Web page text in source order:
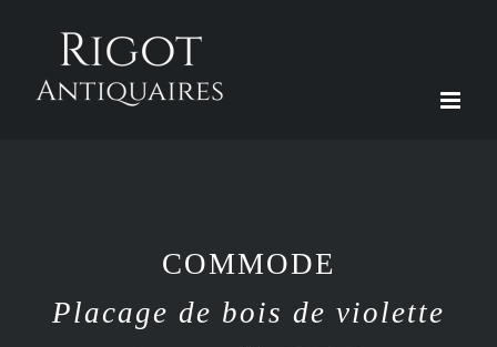
contenu
COMMODE
Placage de bois de violette